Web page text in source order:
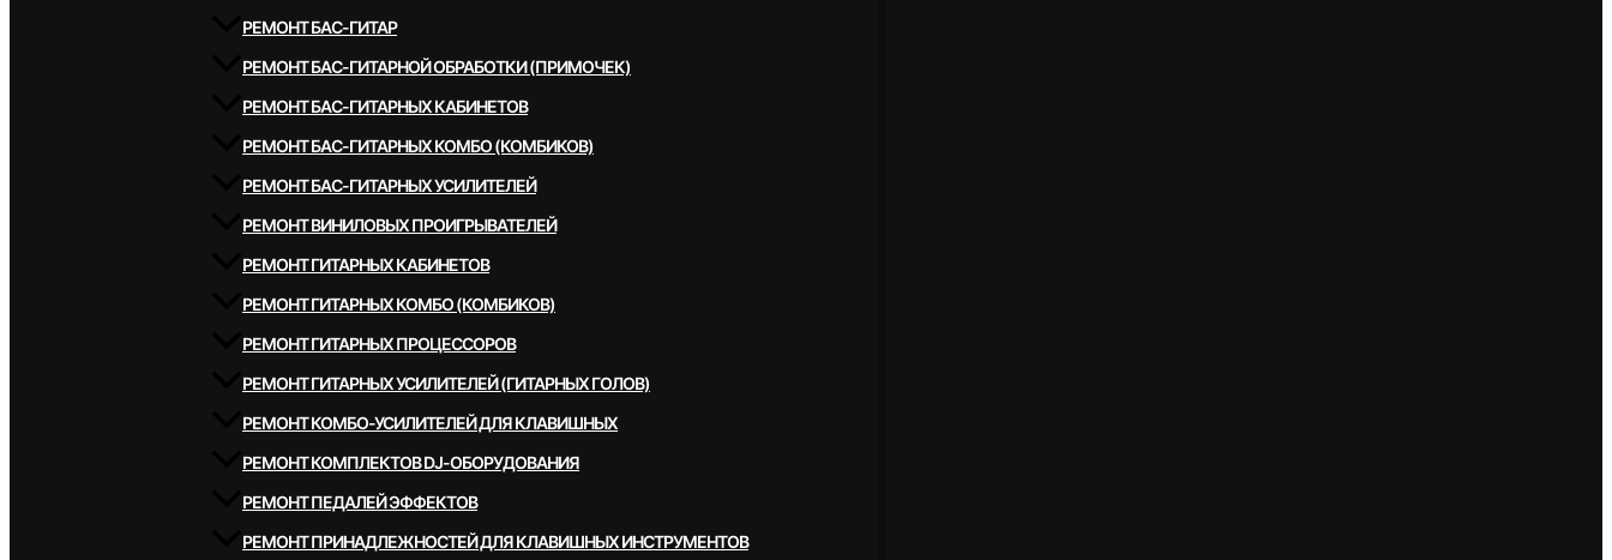
РЕМОНТ БАС-ГИТАР
РЕМОНТ БАС-ГИТАРНОЙ ОБРАБОТКИ (ПРИМОЧЕК)
РЕМОНТ БАС-ГИТАРНЫХ КАБИНЕТОВ
РЕМОНТ БАС-ГИТАРНЫХ КОМБО (КОМБИКОВ)
РЕМОНТ БАС-ГИТАРНЫХ УСИЛИТЕЛЕЙ
РЕМОНТ ВИНИЛОВЫХ ПРОИГРЫВАТЕЛЕЙ
РЕМОНТ ГИТАРНЫХ КАБИНЕТОВ
РЕМОНТ ГИТАРНЫХ КОМБО (КОМБИКОВ)
РЕМОНТ ГИТАРНЫХ ПРОЦЕССОРОВ
РЕМОНТ ГИТАРНЫХ УСИЛИТЕЛЕЙ (ГИТАРНЫХ ГОЛОВ)
РЕМОНТ КОМБО-УСИЛИТЕЛЕЙ ДЛЯ КЛАВИШНЫХ
РЕМОНТ КОМПЛЕКТОВ DJ-ОБОРУДОВАНИЯ
РЕМОНТ ПЕДАЛЕЙ ЭФФЕКТОВ
РЕМОНТ ПРИНАДЛЕЖНОСТЕЙ ДЛЯ КЛАВИШНЫХ ИНСТРУМЕНТОВ